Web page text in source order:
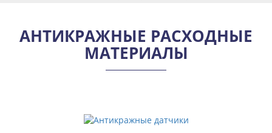
АНТИКРАЖНЫЕ РАСХОДНЫЕ
МАТЕРИАЛЫ